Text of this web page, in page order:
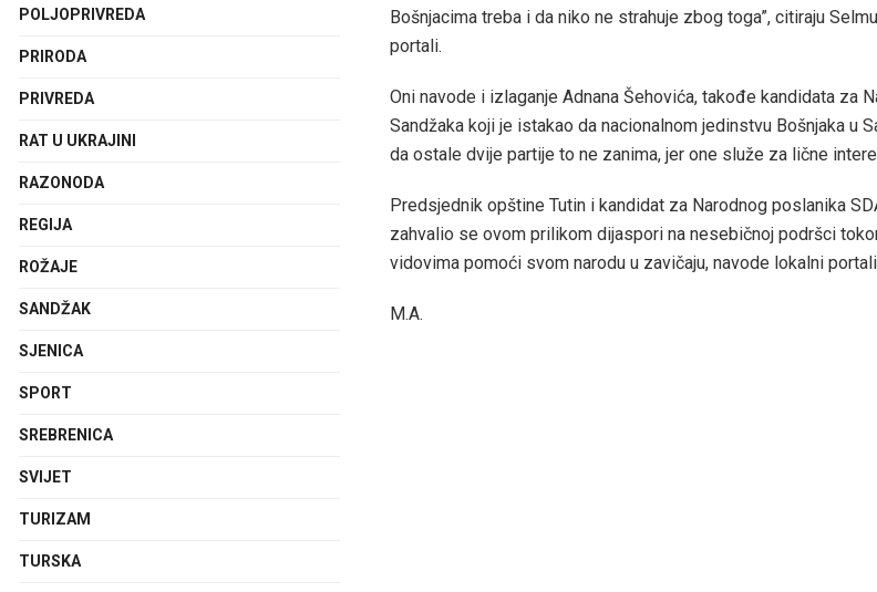
Bošnjacima treba i da niko ne strahuje zbog toga”, citiraju
portali.
Oni navode i izlaganje Adnana Šehovića, takođe kandidata za
Sandžaka koji je istakao da nacionalnom jedinstvu Bošnjaka u
da ostale dvije partije to ne zanima, jer one služe za lične
Predsjednik opštine Tutin i kandidat za Narodnog poslanika
zahvalio se ovom prilikom dijaspori na nesebičnoj podršci
vidovima pomoći svom narodu u zavičaju, navode lokalni
M.A.
POLJOPRIVREDA
PRIRODA
PRIVREDA
RAT U UKRAJINI
RAZONODA
REGIJA
ROŽAJE
SANDŽAK
SJENICA
SPORT
SREBRENICA
SVIJET
TURIZAM
TURSKA